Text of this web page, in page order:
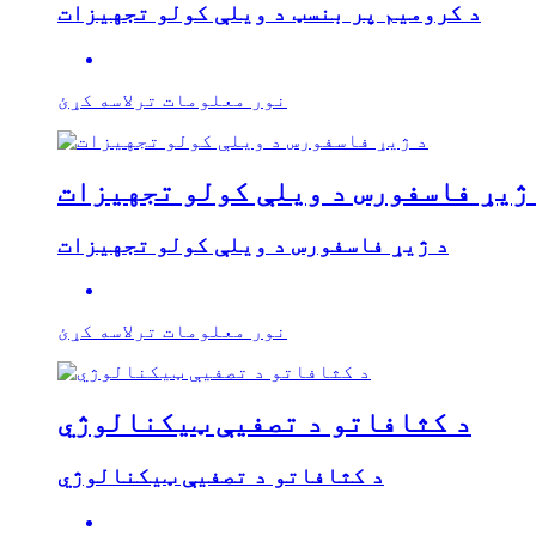
د کرومیم پر بنسټ د ویلې کولو تجهیزات
نور معلومات ترلاسه کړئ
ژیړ فاسفورس د ویلې کولو تجهیزات
د ژیړ فاسفورس د ویلې کولو تجهیزات
نور معلومات ترلاسه کړئ
د کثافاتو د تصفیې ټیکنالوژي
د کثافاتو د تصفیې ټیکنالوژي